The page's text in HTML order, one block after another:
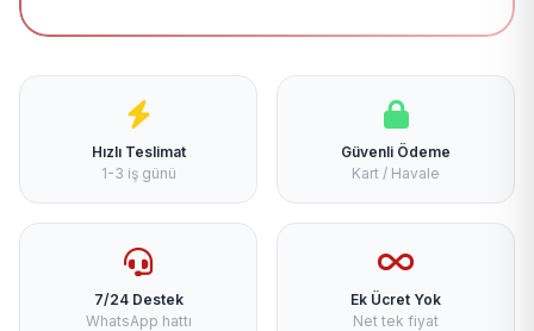
Hızlı Teslimat
1-3 iş günü
Güvenli Ödeme
Kart / Havale
7/24 Destek
WhatsApp hattı
Ek Ücret Yok
Net tek fiyat